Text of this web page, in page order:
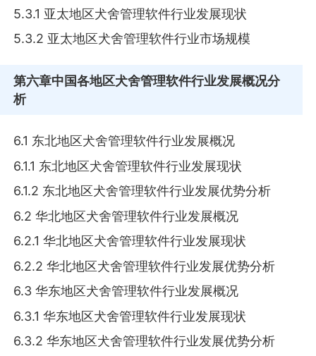
5.3.1 亚太地区犬舍管理软件行业发展现状
5.3.2 亚太地区犬舍管理软件行业市场规模
第六章中国各地区犬舍管理软件行业发展概况分
析
6.1 东北地区犬舍管理软件行业发展概况
6.1.1 东北地区犬舍管理软件行业发展现状
6.1.2 东北地区犬舍管理软件行业发展优势分析
6.2 华北地区犬舍管理软件行业发展概况
6.2.1 华北地区犬舍管理软件行业发展现状
6.2.2 华北地区犬舍管理软件行业发展优势分析
6.3 华东地区犬舍管理软件行业发展概况
6.3.1 华东地区犬舍管理软件行业发展现状
6.3.2 华东地区犬舍管理软件行业发展优势分析